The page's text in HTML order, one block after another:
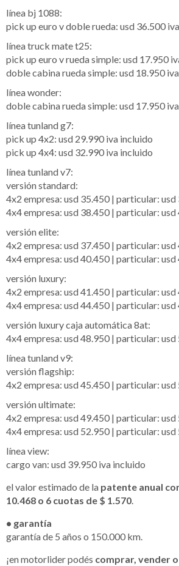
línea bj 1088:
pick up euro v doble rueda: usd 36.500
línea truck mate t25:
pick up euro v rueda simple: usd 17.950
doble cabina rueda simple: usd 18.950
línea wonder:
doble cabina rueda simple: usd 17.950
línea tunland g7:
pick up 4x2: usd 29.990 iva incluido
pick up 4x4: usd 32.990 iva incluido
línea tunland v7:
versión standard:
4x2 empresa: usd 35.450 | particular: usd
4x4 empresa: usd 38.450 | particular: usd
versión elite:
4x2 empresa: usd 37.450 | particular: usd
4x4 empresa: usd 40.450 | particular: usd
versión luxury:
4x2 empresa: usd 41.450 | particular: usd
4x4 empresa: usd 44.450 | particular: usd
versión luxury caja automática 8at:
4x4 empresa: usd 48.950 | particular: usd
línea tunland v9:
versión flagship:
4x2 empresa: usd 45.450 | particular: usd
versión ultimate:
4x2 empresa: usd 49.450 | particular: usd
4x4 empresa: usd 52.950 | particular: usd
línea view:
cargo van: usd 39.950 iva incluido
el valor estimado de la patente anual
10.468 o 6 cuotas de $ 1.570.
• garantía
garantía de 5 años o 150.000 km.
¡en motorlider podés comprar, vender